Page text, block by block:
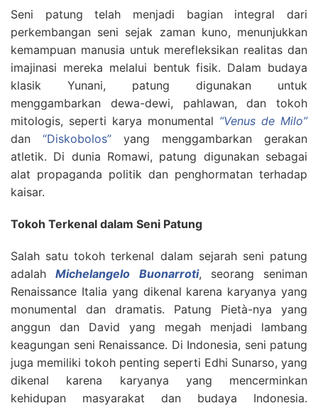
Seni patung telah menjadi bagian integral dari
perkembangan seni sejak zaman kuno, menunjukkan
kemampuan manusia untuk merefleksikan realitas dan
imajinasi mereka melalui bentuk fisik. Dalam budaya
klasik Yunani, patung digunakan untuk
menggambarkan dewa-dewi, pahlawan, dan tokoh
mitologis, seperti karya monumental “Venus de Milo”
dan “Diskobolos” yang menggambarkan gerakan
atletik. Di dunia Romawi, patung digunakan sebagai
alat propaganda politik dan penghormatan terhadap
kaisar.
Tokoh Terkenal dalam Seni Patung
Salah satu tokoh terkenal dalam sejarah seni patung
adalahMichelangelo Buonarroti, seorang seniman
Renaissance Italia yang dikenal karena karyanya yang
monumental dan dramatis. Patung Pietà-nya yang
anggun dan David yang megah menjadi lambang
keagungan seni Renaissance. Di Indonesia, seni patung
juga memiliki tokoh penting seperti Edhi Sunarso, yang
dikenal karena karyanya yang mencerminkan
kehidupan masyarakat dan budaya Indonesia.